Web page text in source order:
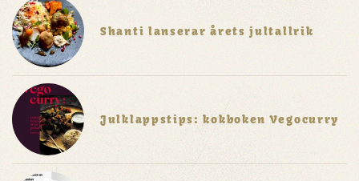
Shanti lanserar årets jultallrik
Julklappstips: kokboken Vegocurry